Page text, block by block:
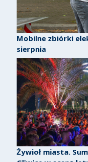
Mobilne zbiórki
sierpnia
Żywioł miasta.